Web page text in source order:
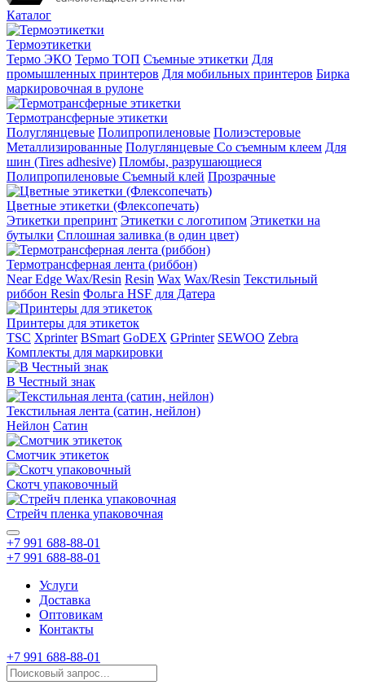
Каталог
Термоэтикетки
Термо ЭКО Термо ТОП Съемные этикетки Для
промышленных принтеров Для мобильных принтеров Бирка
маркировочная в рулоне
Термотрансферные этикетки
Полуглянцевые Полипропиленовые Полиэстеровые
Металлизированные Полуглянцевые Со съемным клеем Для
шин (Tires adhesive) Пломбы, разрушающиеся
Полипропиленовые Съемный клей Прозрачные
Цветные этикетки (Флексопечать)
Этикетки препринт Этикетки с логотипом Этикетки на
бутылки Сплошная заливка (в один цвет)
Термотрансферная лента (риббон)
Near Edge Wax/Resin Resin Wax Wax/Resin Текстильный
риббон Resin Фольга HSF для Датера
Принтеры для этикеток
TSC Xprinter BSmart GoDEX GPrinter SEWOO Zebra
Комплекты для маркировки
В Честный знак
Текстильная лента (сатин, нейлон)
Нейлон Сатин
Смотчик этикеток
Скотч упаковочный
Стрейч пленка упаковочная
+7 991 688-88-01
+7 991 688-88-01
Услуги
Доставка
Оптовикам
Контакты
+7 991 688-88-01